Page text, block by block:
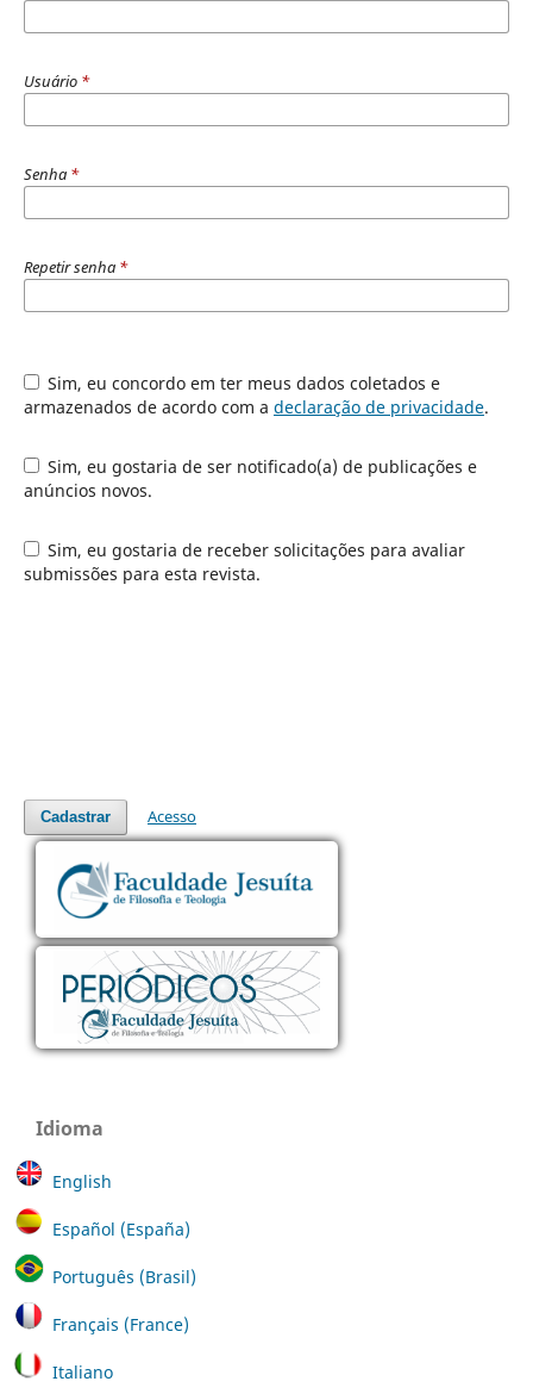
Usuário *
Senha *
Repetir senha *
Sim, eu concordo em ter meus dados coletados e
armazenados de acordo com a declaração de privacidade.
Sim, eu gostaria de ser notificado(a) de publicações e
anúncios novos.
Sim, eu gostaria de receber solicitações para avaliar
submissões para esta revista.
Cadastrar Acesso
Idioma
English
Español (España)
Português (Brasil)
Français (France)
Italiano